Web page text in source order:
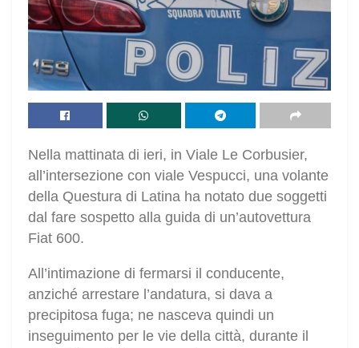
Nella mattinata di ieri, in Viale Le Corbusier,
all’intersezione con viale Vespucci, una volante
della Questura di Latina ha notato due soggetti
dal fare sospetto alla guida di un’autovettura
Fiat 600.
All’intimazione di fermarsi il conducente,
anziché arrestare l’andatura, si dava a
precipitosa fuga; ne nasceva quindi un
inseguimento per le vie della città, durante il